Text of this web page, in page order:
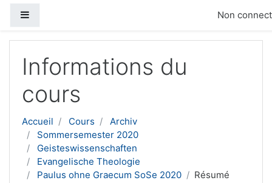
Non
Informations du
cours
Accueil Cours
Archiv
Sommersemester 2020
Geisteswissenschaften
Evangelische Theologie
Paulus ohne Graecum SoSe 2020
Résumé